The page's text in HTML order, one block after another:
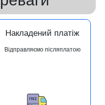
Накладений платіж
Відправляємо післяплатою